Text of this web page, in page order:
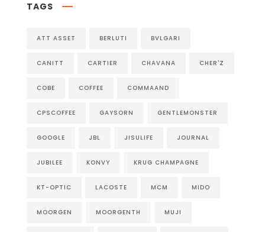
TAGS
ATT ASSET BERLUTI BVLGARI
CANITT CARTIER CHAVANA CHER'Z
COBE COFFEE COMMAAND
CPSCOFFEE GAYSORN GENTLEMONSTER
GOOGLE JBL JISULIFE JOURNAL
JUBILEE KONVY KRUG CHAMPAGNE
KT-OPTIC LACOSTE MCM MIDO
MOORGEN MOORGENTH MUJI